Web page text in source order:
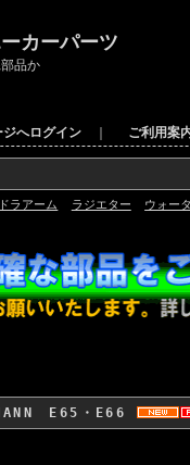
カーパーツ
品か
ジへログイン ご利用案
ラアーム ラジエター ウォー
E65・E66